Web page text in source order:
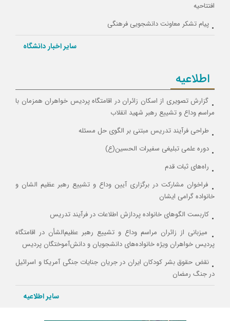
افتتاحیه
پیام‌ تشکر معاونت دانشجویی فرهنگی
پیام تشکر معاون منابع انسانی و پشتیبانی از کارکنان پردیسسایر اخبار دانشگاه
اطلاعیه
گزارش تصویری از اسکان زائران در اقامتگاه پردیس خواهران همزمان با
مراسم وداع و تشییع رهبر شهید انقلاب
طراحی فرآیند تدریس مبتنی بر الگوی حل مسئله
دوره علمی تبلیغی سفیرات الحسین(ع)
راه‌های ثبات قدم
فراخوان مشارکت در برگزاری آیین وداع و تشییع رهبر عظیم الشان و
خانواده گرامی ایشان
کاربست الگوهای خانواده پردازش اطلاعات در فرآیند تدریس
میزبانی از زائران مراسم وداع و تشییع رهبر عظیم‌الشأن در اقامتگاه
پردیس خواهران ویژه خانواده‌های دانشجویان و دانش‌آموختگان پردیس
نقض حقوق بشر کودکان ایران در جریان جنایات جنگی آمریکا و اسرائیل
در جنگ رمضان
سایر اطلاعیه